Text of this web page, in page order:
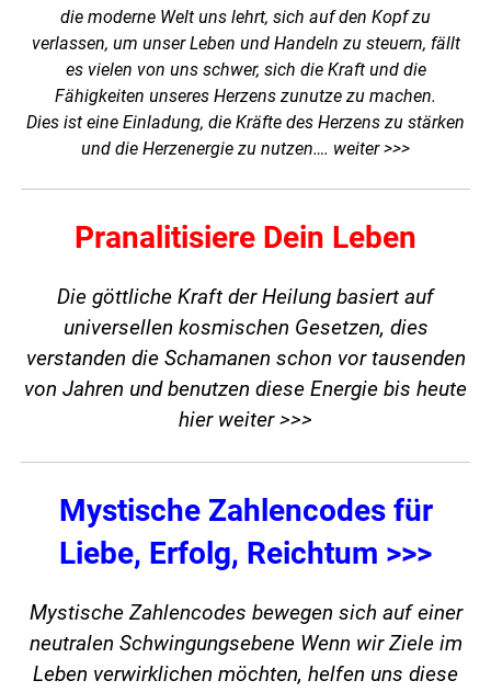
die moderne Welt uns lehrt, sich auf den Kopf zu
verlassen, um unser Leben und Handeln zu steuern, fällt
es vielen von uns schwer, sich die Kraft und die
Fähigkeiten unseres Herzens zunutze zu machen.
Dies ist eine Einladung, die Kräfte des Herzens zu stärken
und die Herzenergie zu nutzen…. weiter >>>
Pranalitisiere Dein Leben
Die göttliche Kraft der Heilung basiert auf
universellen kosmischen Gesetzen, dies
verstanden die Schamanen schon vor tausenden
von Jahren und benutzen diese Energie bis heute
hier weiter >>>
Mystische Zahlencodes für
Liebe, Erfolg, Reichtum >>>
Mystische Zahlencodes bewegen sich auf einer
neutralen Schwingungsebene Wenn wir Ziele im
Leben verwirklichen möchten, helfen uns diese